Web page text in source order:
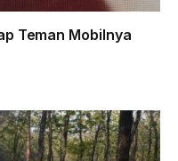
Teman Mobilnya